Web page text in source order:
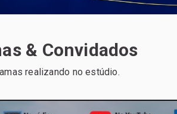
& Convidados
realizando no estúdio.